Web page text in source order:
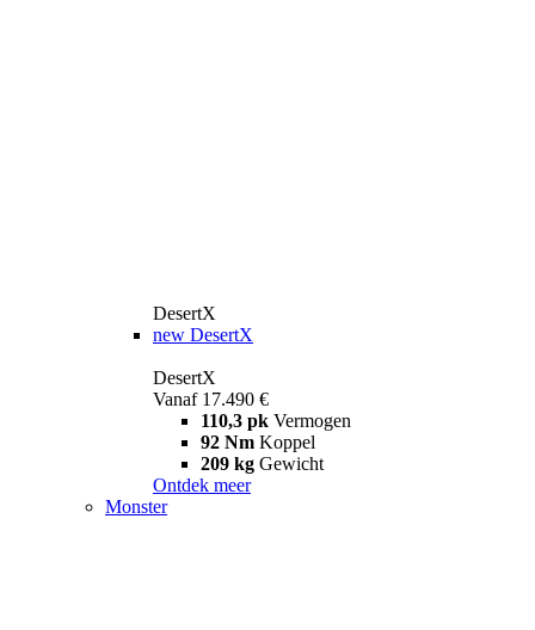
DesertX
new DesertX
DesertX
Vanaf 17.490 €
110,3 pk Vermogen
92 Nm Koppel
209 kg Gewicht
Ontdek meer
Monster